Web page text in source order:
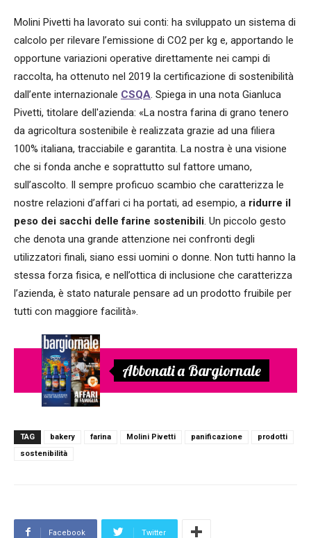
Molini Pivetti ha lavorato sui conti: ha sviluppato un sistema di
calcolo per rilevare l’emissione di CO2 per kg e, apportando le
opportune variazioni operative direttamente nei campi di
raccolta, ha ottenuto nel 2019 la certificazione di sostenibilità
dall’ente internazionale CSQA. Spiega in una nota Gianluca
Pivetti, titolare dell'azienda: «La nostra farina di grano tenero
da agricoltura sostenibile è realizzata grazie ad una filiera
100% italiana, tracciabile e garantita. La nostra è una visione
che si fonda anche e soprattutto sul fattore umano,
sull’ascolto. Il sempre proficuo scambio che caratterizza le
nostre relazioni d’affari ci ha portati, ad esempio, a ridurre il
peso dei sacchi delle farine sostenibili. Un piccolo gesto
che denota una grande attenzione nei confronti degli
utilizzatori finali, siano essi uomini o donne. Non tutti hanno la
stessa forza fisica, e nell’ottica di inclusione che caratterizza
l’azienda, è stato naturale pensare ad un prodotto fruibile per
tutti con maggiore facilità».
Abbonati a Bargiornale
TAG bakery farina Molini Pivetti panificazione
prodotti
sostenibilità
Facebook Twitter